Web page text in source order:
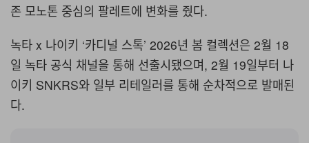
존 모노톤 중심의 팔레트에 변화를 줬다.
녹타 x 나이키 ‘카디널 스톡’ 2026년 봄 컬렉션은 2월 18
일 녹타 공식 채널을 통해 선출시됐으며, 2월 19일부터 나
이키 SNKRS와 일부 리테일러를 통해 순차적으로 발매된
다.